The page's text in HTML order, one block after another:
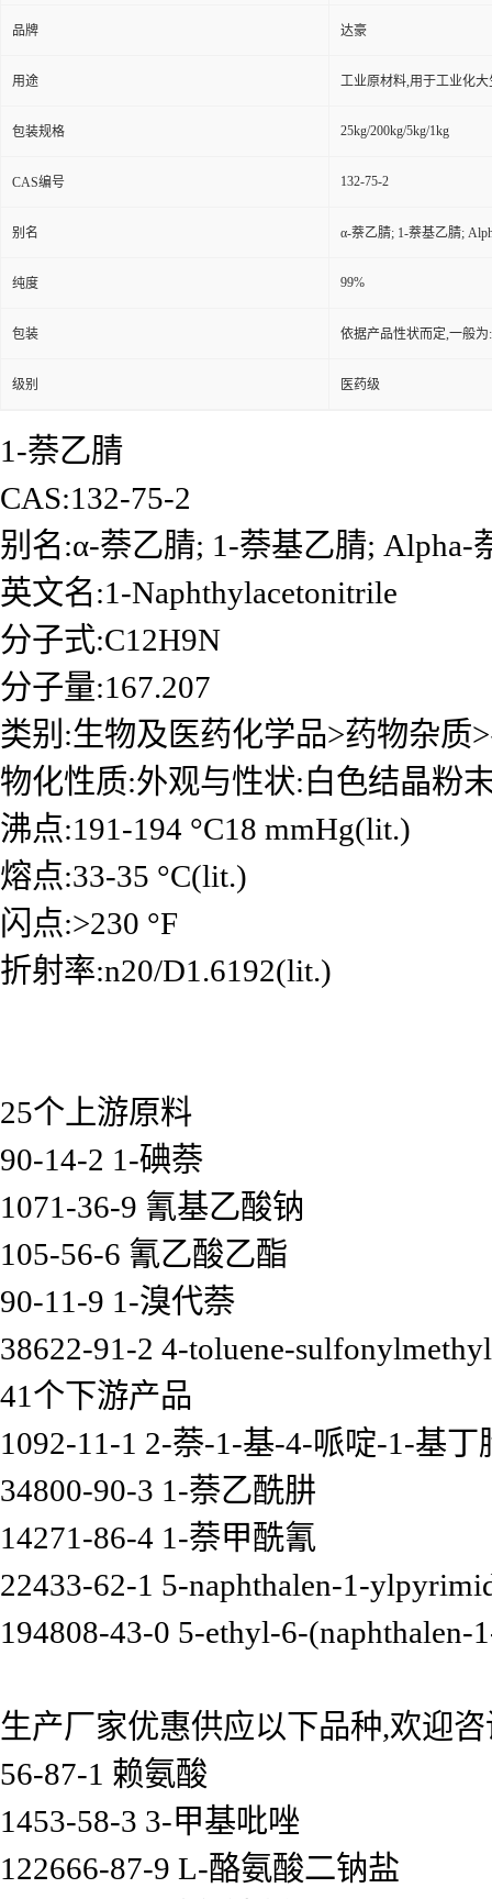
品牌 达豪
用途 工业原材料,用于工业化大
包装规格 25kg/200kg/5kg/1kg
CAS编号 132-75-2
别名 α-萘乙腈; 1-萘基乙腈;
纯度 99%
包装 依据产品性状而定,一般
级别 医药级
1-萘乙腈
CAS:132-75-2
别名:α-萘乙腈; 1-萘基乙腈; Alpha-
英文名:1-Naphthylacetonitrile
分子式:C12H9N
分子量:167.207
类别:生物及医药化学品>药物杂质
物化性质:外观与性状:白色结晶粉
沸点:191-194 °C18 mmHg(lit.)
熔点:33-35 °C(lit.)
闪点:>230 °F
折射率:n20/D1.6192(lit.)
25个上游原料
90-14-2 1-碘萘
1071-36-9 氰基乙酸钠
105-56-6 氰乙酸乙酯
90-11-9 1-溴代萘
38622-91-2 4-toluene-
41个下游产品
1092-11-1 2-萘-1-基-4-哌啶-1-基丁
34800-90-3 1-萘乙酰肼
14271-86-4 1-萘甲酰氰
22433-62-1 5-naphthalen-1-
194808-43-0 5-ethyl-6-
生产厂家优惠供应以下品种,欢迎
56-87-1 赖氨酸
1453-58-3 3-甲基吡唑
122666-87-9 L-酪氨酸二钠盐